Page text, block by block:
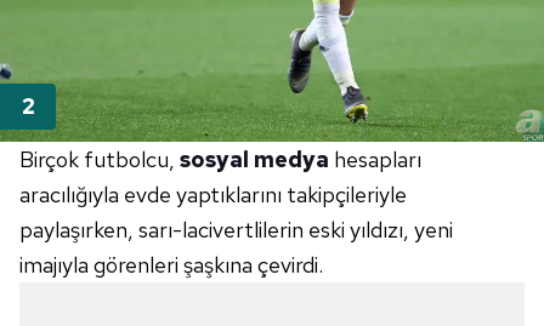
Birçok futbolcu, sosyal medya hesapları
aracılığıyla evde yaptıklarını takipçileriyle
paylaşırken, sarı-lacivertlilerin eski yıldızı, yeni
imajıyla görenleri şaşkına çevirdi.